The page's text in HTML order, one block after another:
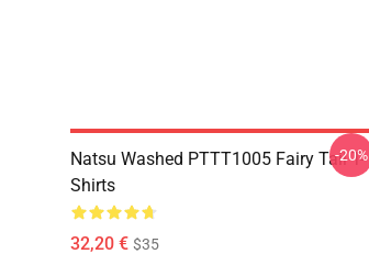
Natsu Washed PTTT1005 Fairy Tail T-
Shirts
32,20 € $35
-20%